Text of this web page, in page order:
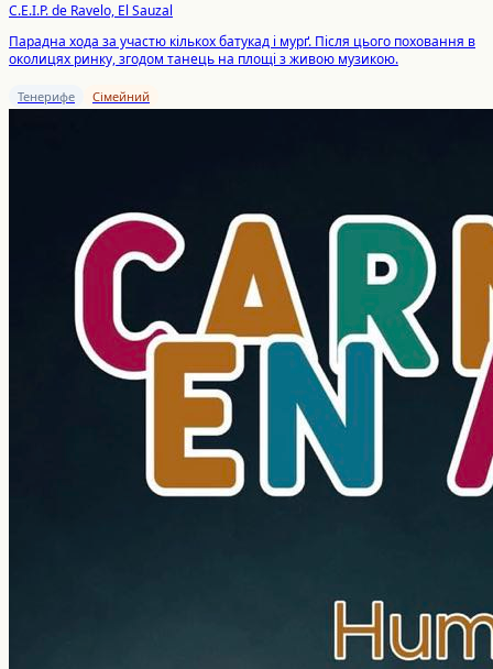
C.E.I.P. de Ravelo, El Sauzal
Парадна хода за участю кількох батукад і мурґ. Після цього поховання в
околицях ринку, згодом танець на площі з живою музикою.
Тенерифе Сімейний